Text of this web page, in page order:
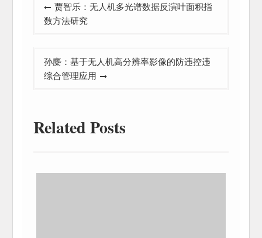
章
贾智乐：无人机多光谱数据反演叶面积指
数方法研究
孙麇：基于无人机高分辨率影像的防违控违
综合管理应用
Related Posts